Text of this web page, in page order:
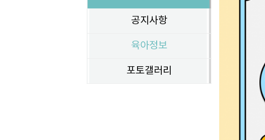
공지사항
육아정보
포토갤러리